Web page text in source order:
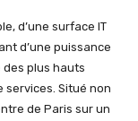
d’une surface IT
d’une puissance
plus hauts
Situé non
de Paris sur un